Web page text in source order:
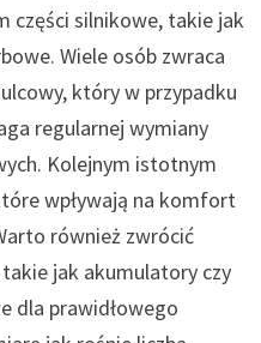
części silnikowe, takie jak
Wiele osób zwraca
który w przypadku
regularnej wymiany
Kolejnym istotnym
wpływają na komfort
również zwrócić
jak akumulatory czy
dla prawidłowego